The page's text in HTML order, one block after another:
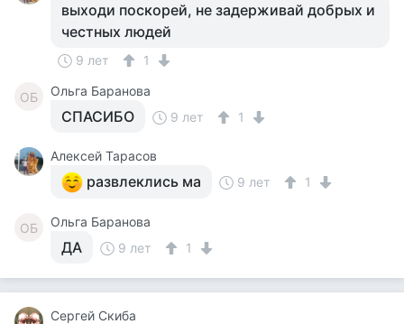
выходи поскорей, не задерживай добрых и
честных людей
9 лет 1
ОБ Ольга Баранова
СПАСИБО 9 лет 1
Алексей Тарасов
развлеклись ма 9 лет 1
ОБ Ольга Баранова
ДА 9 лет 1
Сергей Скиба